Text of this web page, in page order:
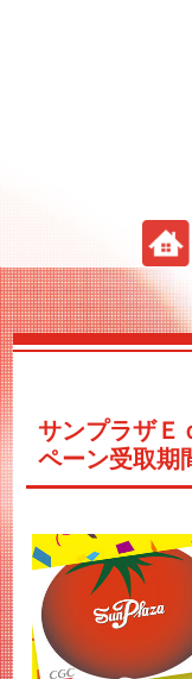
サンプラザ
ペーン受取期